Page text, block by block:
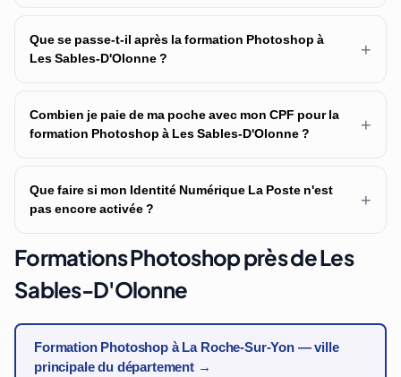
Que se passe-t-il après la formation Photoshop à
Les Sables-D'Olonne ?
+
Combien je paie de ma poche avec mon CPF pour la
formation Photoshop à Les Sables-D'Olonne ?
+
Que faire si mon Identité Numérique La Poste n'est
pas encore activée ?
+
Formations Photoshop près de Les
Sables-D'Olonne
Formation Photoshop à La Roche-Sur-Yon — ville
principale du département →